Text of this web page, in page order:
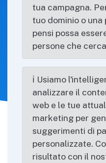
tua campagna.
tuo dominio o
pensi possa
persone che
ℹ Usiamo
analizzare il
web e le tue
marketing per
suggerimenti di
personalizzate.
risultato con il